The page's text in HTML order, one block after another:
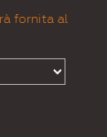
fornita al